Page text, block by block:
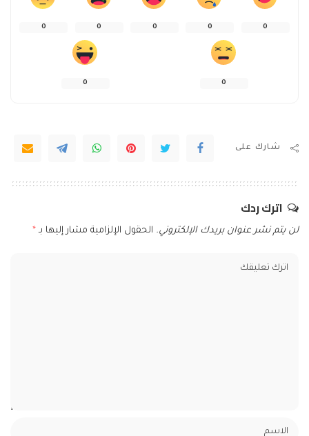
0
0
0
0
0
0
0
شارك على
اترك ردك
لن يتم نشر عنوان بريدك الإلكتروني. الحقول الإلزامية مشار إليها بـ *